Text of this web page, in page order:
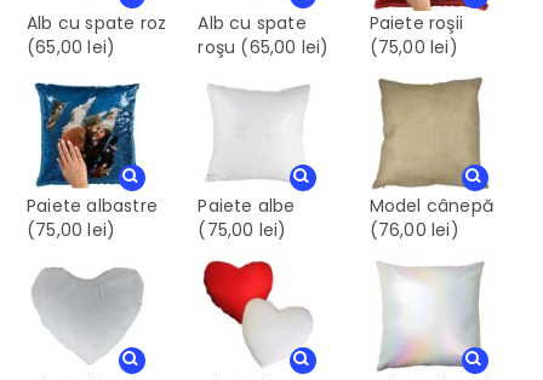
Alb cu spate roz
(65,00 lei)
Alb cu spate
roşu (65,00 lei)
Paiete roşii
(75,00 lei)
Paiete albastre
(75,00 lei)
Paiete albe
(75,00 lei)
Model cânepă
(76,00 lei)